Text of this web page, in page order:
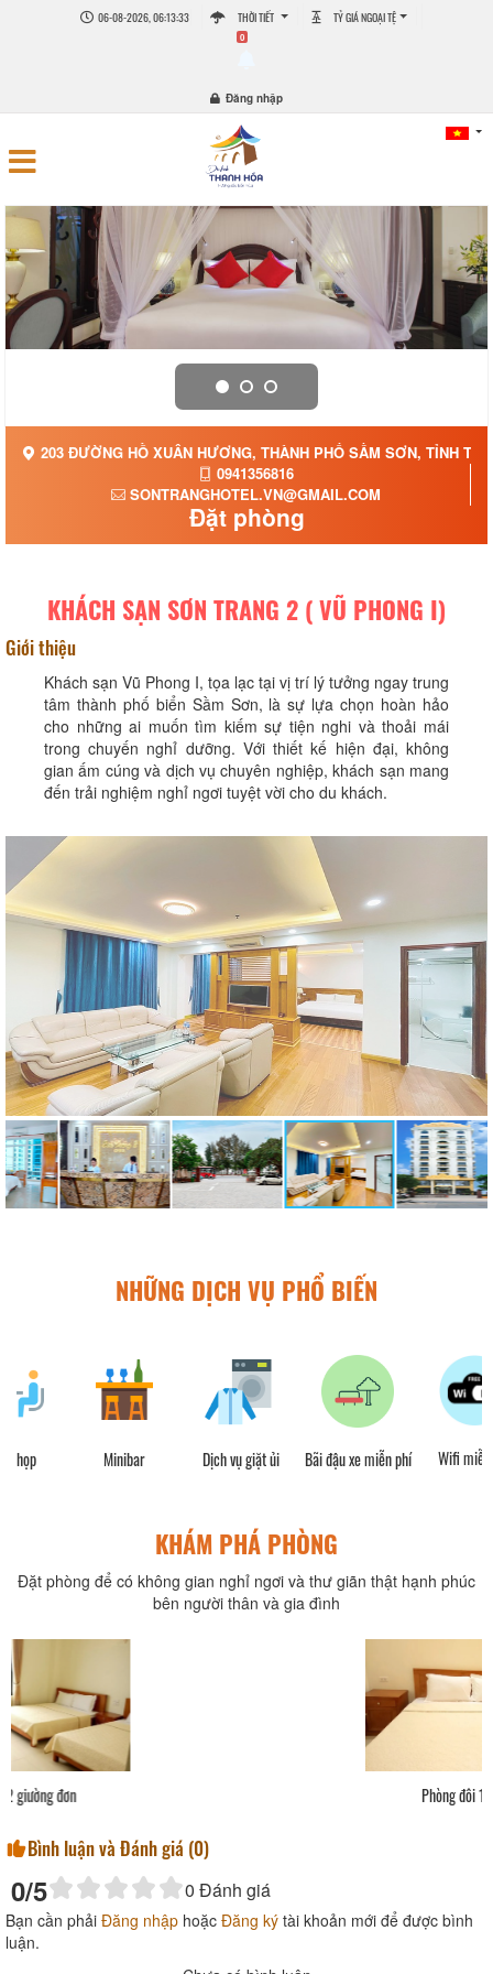
06-08-2026, 06:13:33 THỜI TIẾT TỶ GIÁ NGOẠI TỆ
0
Đăng nhập
203 ĐƯỜNG HỒ XUÂN HƯƠNG, THÀNH PHỐ SẦM SƠN, TỈNH
0941356816
SONTRANGHOTEL.VN@GMAIL.COM
Đặt phòng
KHÁCH SẠN SƠN TRANG 2 ( VŨ PHONG I)
Giới thiệu
Khách sạn Vũ Phong I, tọa lạc tại vị trí lý tưởng ngay trung
tâm thành phố biển Sầm Sơn, là sự lựa chọn hoàn hảo
cho những ai muốn tìm kiếm sự tiện nghi và thoải mái
trong chuyến nghỉ dưỡng. Với thiết kế hiện đại, không
gian ấm cúng và dịch vụ chuyên nghiệp, khách sạn mang
đến trải nghiệm nghỉ ngơi tuyệt vời cho du khách.
NHỮNG DỊCH VỤ PHỔ BIẾN
Dịch vụ giặt ủi Bãi đậu xe miễn phí Wifi miễn phí
KHÁM PHÁ PHÒNG
Đặt phòng để có không gian nghỉ ngơi và thư giãn thật hạnh phúc
bên người thân và gia đình
Bình luận và Đánh giá (0)
0/5 0 Đánh giá
Bạn cần phải Đăng nhập hoặc Đăng ký tài khoản mới để được bình
luận.